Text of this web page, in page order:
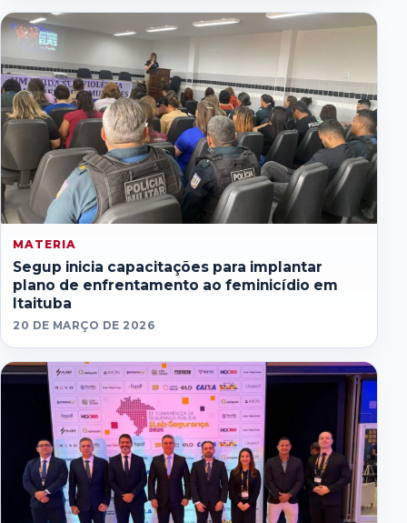
MATERIA
Segup inicia capacitações para implantar
plano de enfrentamento ao feminicídio em
Itaituba
20 DE MARÇO DE 2026